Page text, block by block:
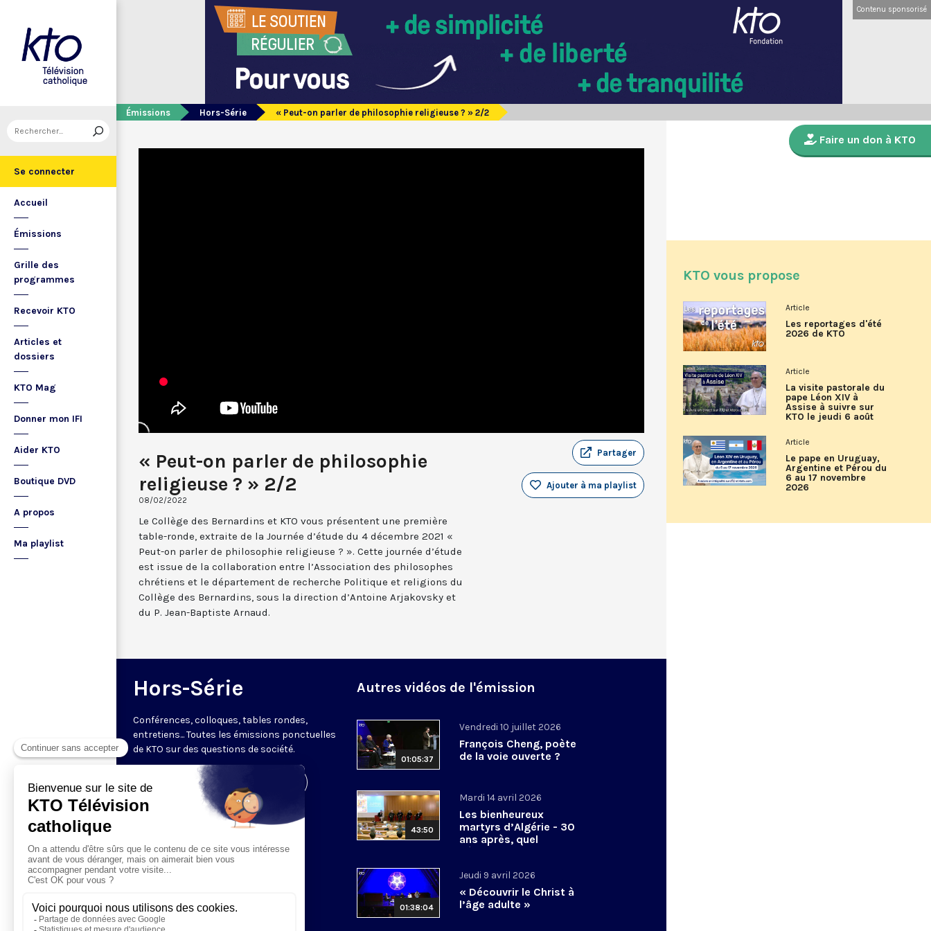
Se connecter
Accueil
Émissions
Grille des
programmes
Recevoir KTO
Articles et
dossiers
KTO Mag
Donner mon IFI
Aider KTO
Boutique DVD
A propos
Ma playlist
Contenu sponsorisé
Émissions Hors-Série « Peut-on parler de philosophie religieuse ? » 2/2
« Peut-on parler de philosophie
religieuse ? » 2/2
08/02/2022
Partager
Ajouter à ma playlist
Le Collège des Bernardins et KTO vous présentent une première
table-ronde, extraite de la Journée d’étude du 4 décembre 2021 «
Peut-on parler de philosophie religieuse ? ». Cette journée d’étude
est issue de la collaboration entre l’Association des philosophes
chrétiens et le département de recherche Politique et religions du
Collège des Bernardins, sous la direction d’Antoine Arjakovsky et
du P. Jean-Baptiste Arnaud.
Hors-Série
Conférences, colloques, tables rondes,
entretiens... Toutes les émissions ponctuelles
de KTO sur des questions de société.
Visiter la page de l'émission
Autres vidéos de l'émission
01:05:37
Vendredi 10 juillet 2026
François Cheng, poète
de la voie ouverte ?
43:50
Mardi 14 avril 2026
Les bienheureux
martyrs d’Algérie - 30
ans après, quel
héritage spirituel?
01:38:04
Jeudi 9 avril 2026
« Découvrir le Christ à
l’âge adulte »
Faire un don à KTO
KTO vous propose
Article
Les reportages d'été
2026 de KTO
Article
La visite pastorale du
pape Léon XIV à
Assise à suivre sur
KTO le jeudi 6 août
Article
Le pape en Uruguay,
Argentine et Pérou du
6 au 17 novembre
2026